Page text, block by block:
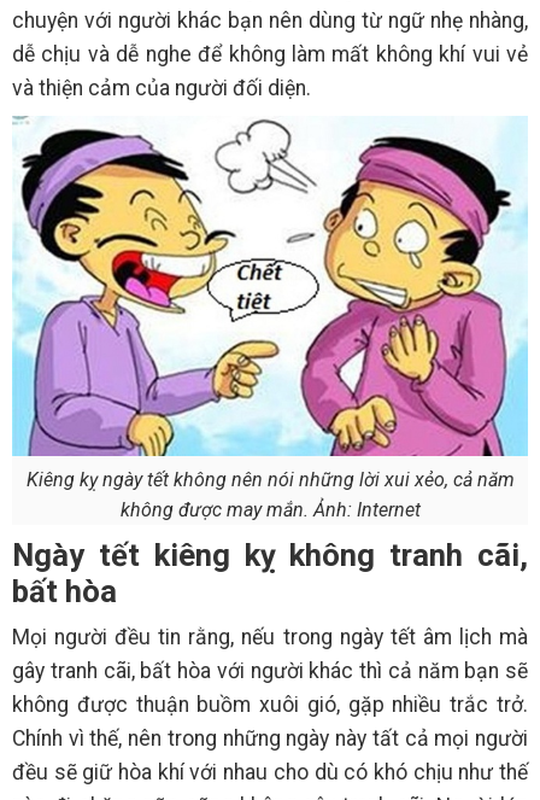
chuyện với người khác bạn nên dùng từ ngữ nhẹ nhàng,
dễ chịu và dễ nghe để không làm mất không khí vui vẻ
và thiện cảm của người đối diện.
Kiêng kỵ ngày tết không nên nói những lời xui xẻo, cả năm
không được may mắn. Ảnh: Internet
Ngày tết kiêng kỵ không tranh cãi,
bất hòa
Mọi người đều tin rằng, nếu trong ngày tết âm lịch mà
gây tranh cãi, bất hòa với người khác thì cả năm bạn sẽ
không được thuận buồm xuôi gió, gặp nhiều trắc trở.
Chính vì thế, nên trong những ngày này tất cả mọi người
đều sẽ giữ hòa khí với nhau cho dù có khó chịu như thế